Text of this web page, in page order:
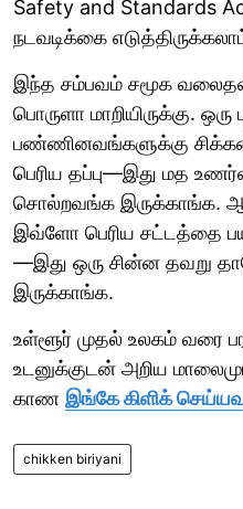
Safety and Standards
நடவடிக்கை
இந்த சம்பவம் சமூக
பொருளா மாறியிருக்கு.
பண்ணினவங்களுக்கு
பெரிய தப்பு—இது மத
சொல்றவங்க இருக்காங்க.
இவ்ளோ பெரிய சட்டத்தை
—இது ஒரு சின்ன தவறு
இருக்காங்க.
உள்ளூர் முதல் உலகம் வரை
உடனுக்குடன் அறிய
காண இங்கே கிளிக்
chikken biriyani